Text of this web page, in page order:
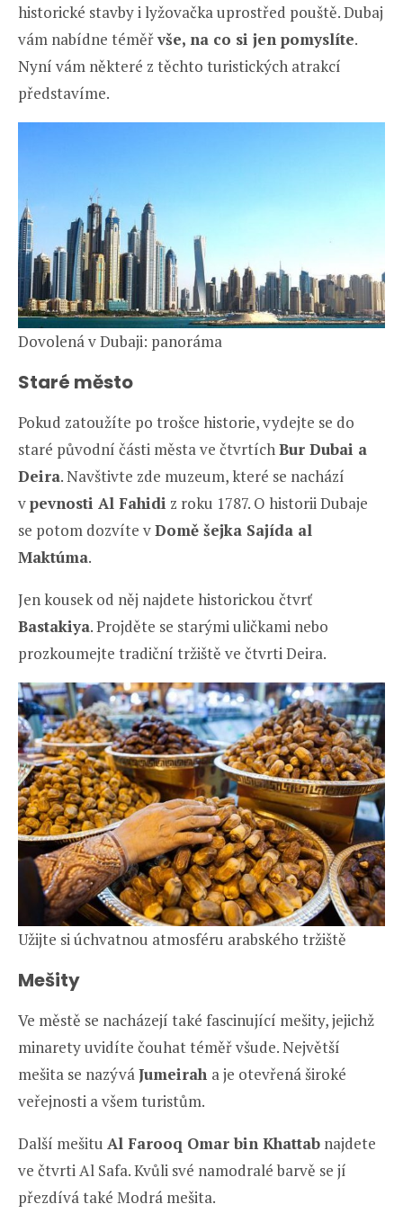
historické stavby i lyžovačka uprostřed pouště. Dubaj
vám nabídne téměřvše, na co si jen pomyslíte.
Nyní vám některé z těchto turistických atrakcí
představíme.
Dovolená v Dubaji: panoráma
Staré město
Pokud zatoužíte po trošce historie, vydejte se do
staré původní části města ve čtvrtíchBur Dubai a
Deira. Navštivte zde muzeum, které se nachází
vpevnosti Al Fahidi z roku 1787. O historii Dubaje
se potom dozvíte vDomě šejka Sajída al
Maktúma.
Jen kousek od něj najdete historickou čtvrť
Bastakiya. Projděte se starými uličkami nebo
prozkoumejte tradiční tržiště ve čtvrti Deira.
Užijte si úchvatnou atmosféru arabského tržiště
Mešity
Ve městě se nacházejí také fascinující mešity, jejichž
minarety uvidíte čouhat téměř všude. Největší
mešita se nazýváJumeirah a je otevřená široké
veřejnosti a všem turistům.
Další mešitu Al Farooq Omar bin Khattab najdete
ve čtvrti Al Safa. Kvůli své namodralé barvě se jí
přezdívá také Modrá mešita.